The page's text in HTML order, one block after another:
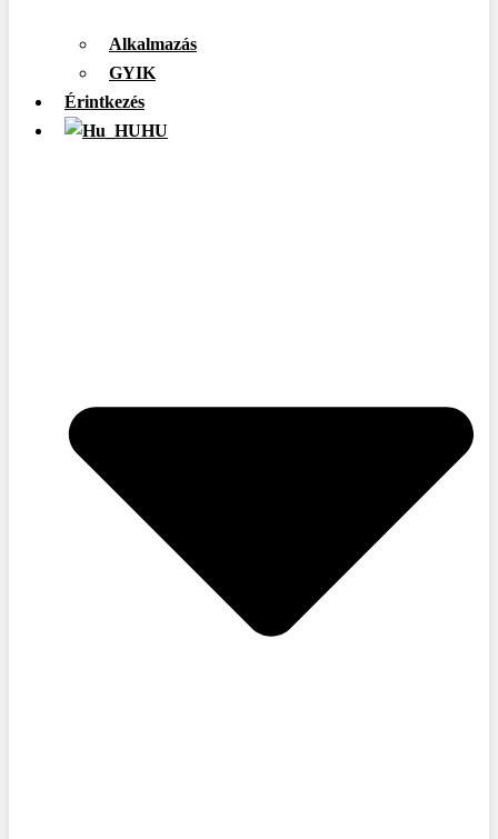
Alkalmazás
GYIK
Érintkezés
HU